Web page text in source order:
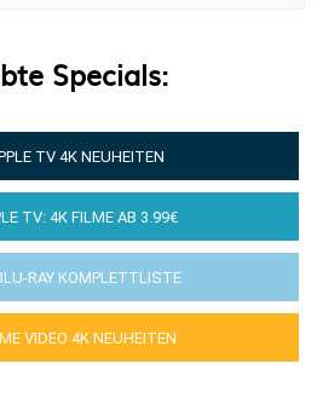
Specials:
TV 4K NEUHEITEN
TV: 4K FILME AB 3.99€
RAY KOMPLETTLISTE
VIDEO 4K NEUHEITEN